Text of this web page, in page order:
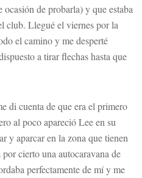
de probarla) y que estaba
club. Llegué el viernes por la
el camino y me desperté
a tirar flechas hasta que
di cuenta de que era el primero
al poco apareció Lee en su
y aparcar en la zona que tienen
cierto una autocaravana de
perfectamente de mí y me